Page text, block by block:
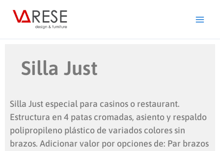
Silla Just
Silla Just especial para casinos o restaurant.
Estructura en 4 patas cromadas, asiento y respaldo
polipropileno plástico de variados colores sin
brazos. Adicionar valor por opciones de: Par brazos